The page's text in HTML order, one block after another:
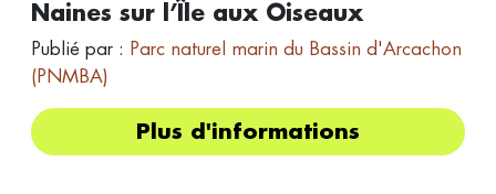
Naines sur l’Île aux Oiseaux
Publié par : Parc naturel marin du Bassin d'Arcachon
(PNMBA)
Plus d'informations